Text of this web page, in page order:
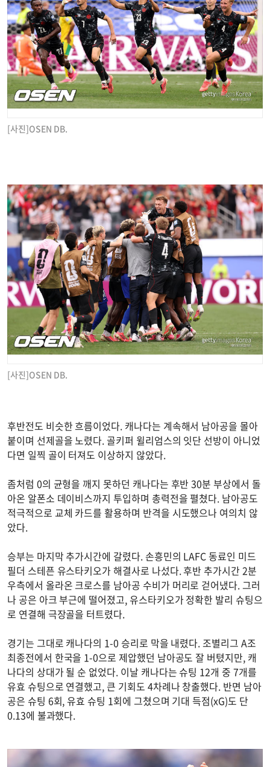
[사진]OSEN DB.
[사진]OSEN DB.
후반전도 비슷한 흐름이었다. 캐나다는 계속해서 남아공을 몰아
붙이며 선제골을 노렸다. 골키퍼 윌리엄스의 잇단 선방이 아니었
다면 일찍 골이 터져도 이상하지 않았다.
좀처럼 0의 균형을 깨지 못하던 캐나다는 후반 30분 부상에서 돌
아온 알폰소 데이비스까지 투입하며 총력전을 펼쳤다. 남아공도
적극적으로 교체 카드를 활용하며 반격을 시도했으나 여의치 않
았다.
승부는 마지막 추가시간에 갈렸다. 손흥민의 LAFC 동료인 미드
필더 스테픈 유스타키오가 해결사로 나섰다. 후반 추가시간 2분
우측에서 올라온 크로스를 남아공 수비가 머리로 걷어냈다. 그러
나 공은 아크 부근에 떨어졌고, 유스타키오가 정확한 발리 슈팅으
로 연결해 극장골을 터트렸다.
경기는 그대로 캐나다의 1-0 승리로 막을 내렸다. 조별리그 A조
최종전에서 한국을 1-0으로 제압했던 남아공도 잘 버텼지만, 캐
나다의 상대가 될 순 없었다. 이날 캐나다는 슈팅 12개 중 7개를
유효 슈팅으로 연결했고, 큰 기회도 4차례나 창출했다. 반면 남아
공은 슈팅 6회, 유효 슈팅 1회에 그쳤으며 기대 득점(xG)도 단
0.13에 불과했다.